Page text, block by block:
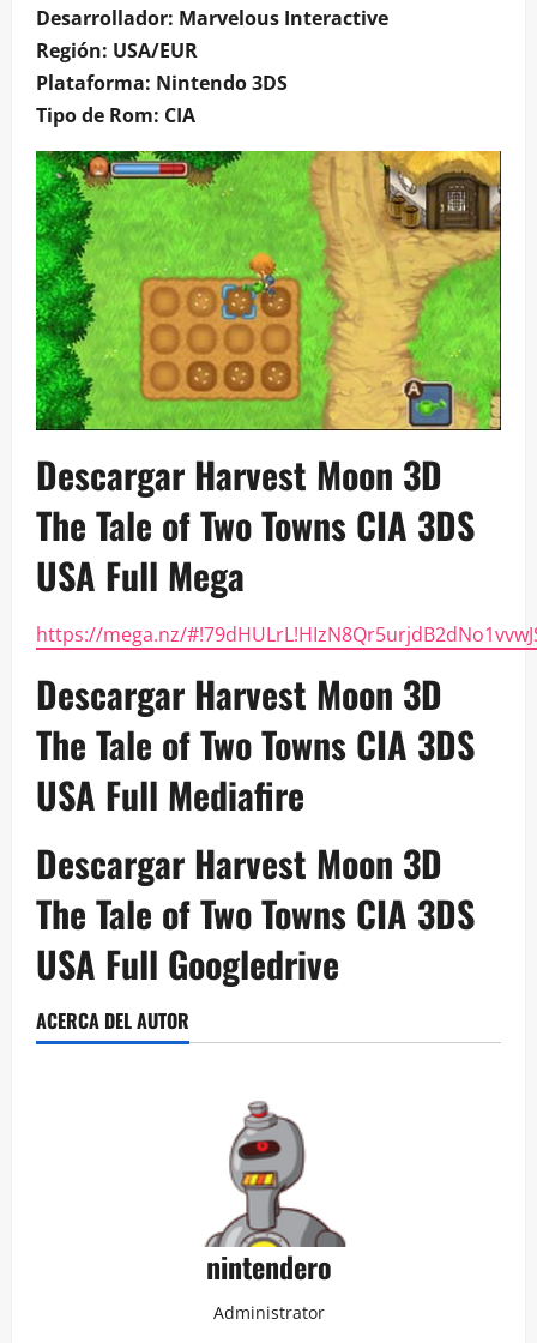
Desarrollador: Marvelous Interactive
Región: USA/EUR
Plataforma: Nintendo 3DS
Tipo de Rom: CIA
Descargar Harvest Moon 3D
The Tale of Two Towns CIA 3DS
USA Full Mega
https://mega.nz/
Descargar Harvest Moon 3D
The Tale of Two Towns CIA 3DS
USA Full Mediafire
Descargar Harvest Moon 3D
The Tale of Two Towns CIA 3DS
USA Full Googledrive
ACERCA DEL AUTOR
nintendero
Administrator